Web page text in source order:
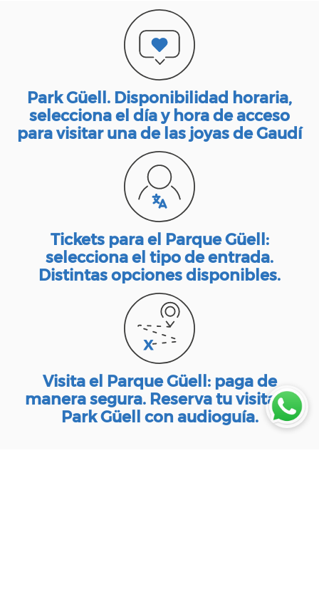
Park Güell. Disponibilidad horaria,
selecciona el día y hora de acceso
para visitar una de las joyas de Gaudí
Tickets para el Parque Güell:
selecciona el tipo de entrada.
Distintas opciones disponibles.
Visita el Parque Güell: paga de
manera segura. Reserva tu visita al
Park Güell con audioguía.